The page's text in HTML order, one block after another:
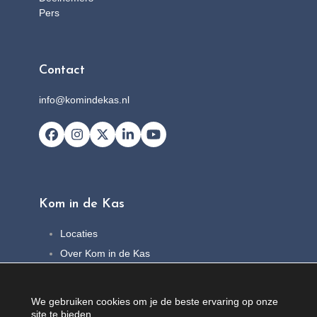
Pers
Contact
info@komindekas.nl
Facebook
Instagram
X LinkedInYouTube
Kom in de Kas
Locaties
Over Kom in de Kas
Contact
We gebruiken cookies om je de beste ervaring op onze
site te bieden.